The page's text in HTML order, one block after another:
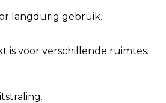
langdurig gebruik.
is voor verschillende ruimtes.